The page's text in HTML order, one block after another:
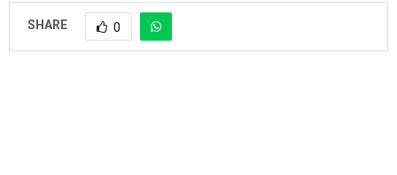
SHARE 0